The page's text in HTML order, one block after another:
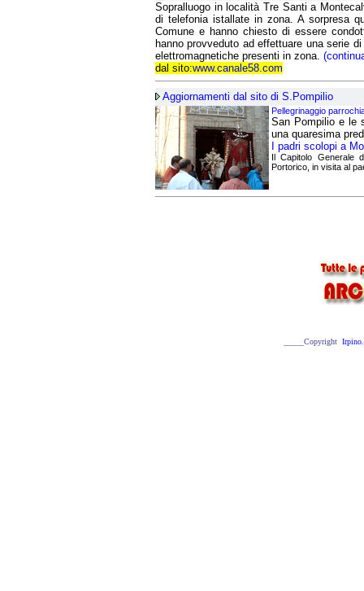
Sopralluogo in località Tre Santi a
di telefonia istallate in zona. A sorpresa
Comune e hanno chiesto di essere
hanno provveduto ad effettuare una serie
elettromagnetiche presenti in zona.
dal sito:www.canale58.com
Aggiornamenti dal sito di S.Pompilio
Pellegrinaggio
San Pompilio e le
una quaresima
I padri scolopi a
Il Capitolo Generale
Portorico, in visita al
_____Copyright